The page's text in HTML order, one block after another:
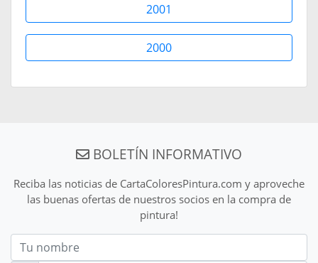
2001
2000
BOLETÍN INFORMATIVO
Reciba las noticias de CartaColoresPintura.com y aproveche
las buenas ofertas de nuestros socios en la compra de
pintura!
Nom